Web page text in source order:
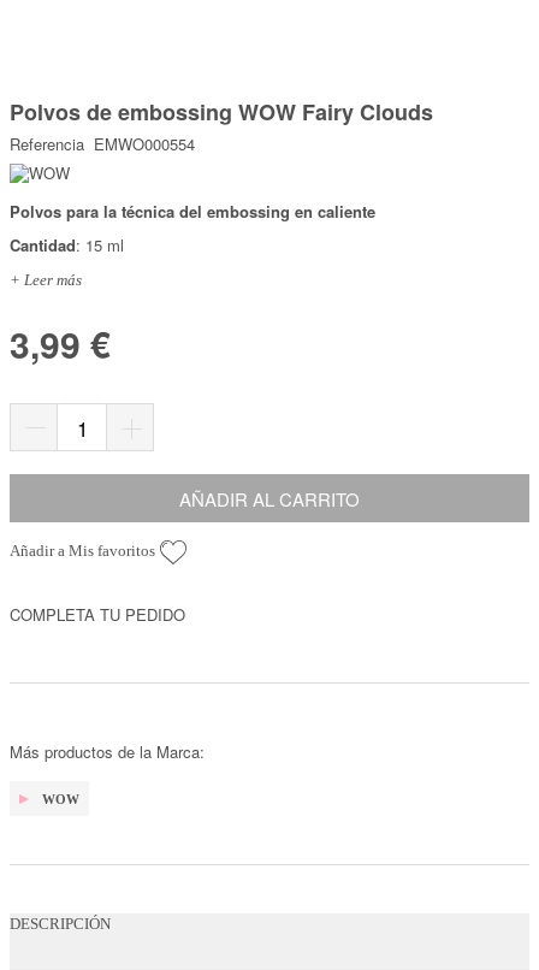
Top Ventas
Temática
Somos Kimidori
comienzo
de
la
galería
de
imágenes
Polvos de embossing WOW Fairy Clouds
Referencia EMWO000554
Polvos para la técnica del embossing en caliente
Cantidad: 15 ml
+ Leer más
3,99 €
AÑADIR AL CARRITO
Añadir a Mis favoritos
COMPLETA TU PEDIDO
Más productos de la Marca:
WOW
DESCRIPCIÓN